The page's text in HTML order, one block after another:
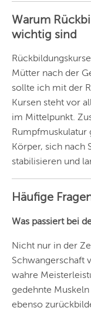
Warum
wichtig sind
Mütter nach der
sollte ich mit der
Kursen steht vor
im Mittelpunkt.
Rumpfmuskulatur
Körper, sich nach
stabilisieren und
Häufige
Was passiert bei
Nicht nur in der
Schwangerschaft
wahre
gedehnte
ebenso